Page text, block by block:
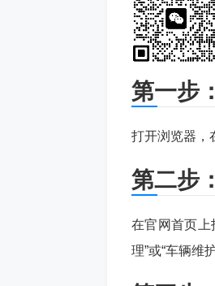
第一步
打开浏览器，
第二步
在官网首页上
理”或“车辆维